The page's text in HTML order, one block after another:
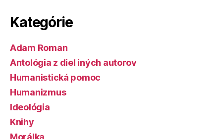
Kategórie
Adam Roman
Antológia z diel iných autorov
Humanistická pomoc
Humanizmus
Ideológia
Knihy
Morálka